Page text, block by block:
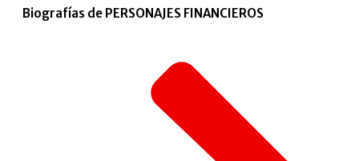
Biografías de PERSONAJES FINANCIEROS